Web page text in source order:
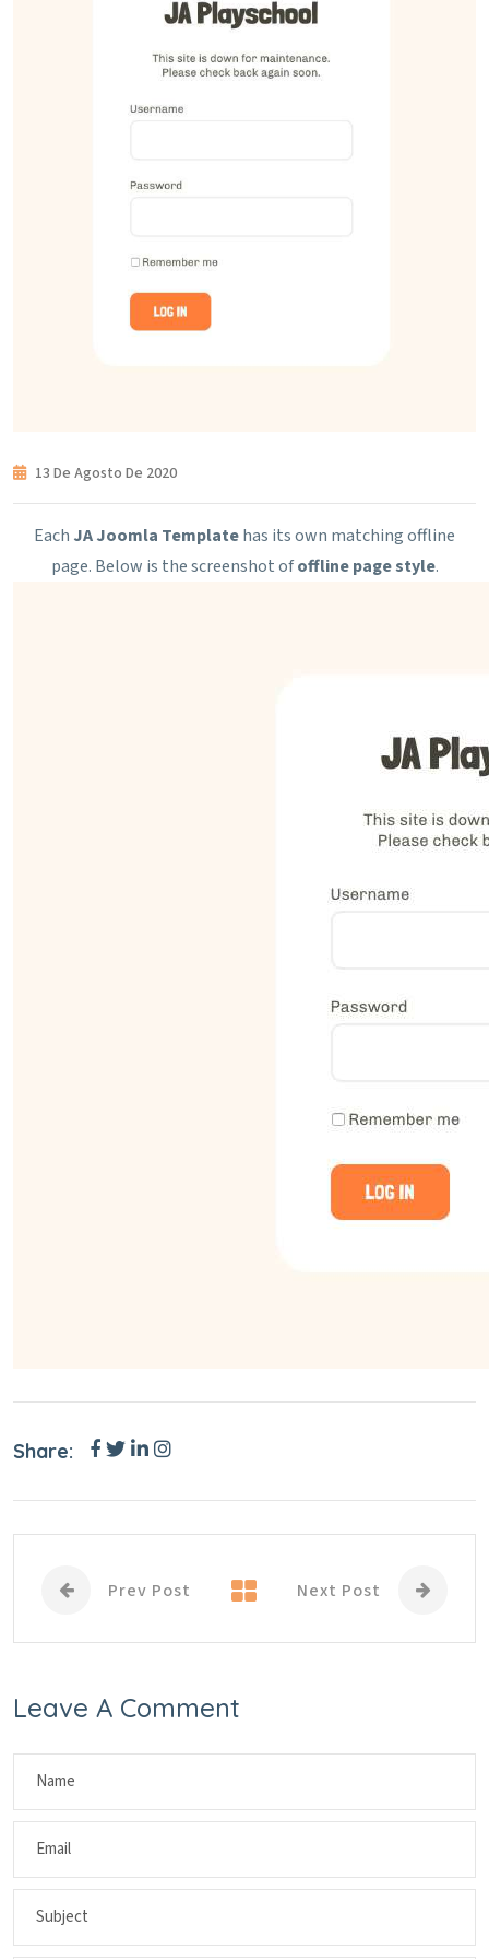
13 De Agosto De 2020
Each JA Joomla Templatehas its own matching offline
page. Below is the screenshot ofoffline page style.
Share:
Prev Post Next Post
Leave A Comment